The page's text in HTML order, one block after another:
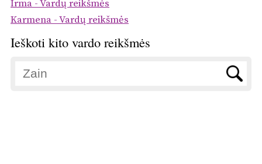
Irma - Vardų reikšmės
Karmena - Vardų reikšmės
Ieškoti kito vardo reikšmės